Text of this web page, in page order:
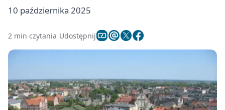
10 października 2025
2 min czytania Udostępnij